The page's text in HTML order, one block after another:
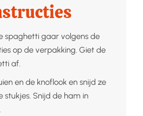
spaghetti gaar volgens de
op de verpakking. Giet de
af.
en de knoflook en snijd ze
stukjes. Snijd de ham in